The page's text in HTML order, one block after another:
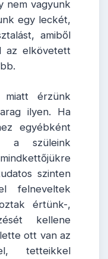
nem vagyunk
egy leckét,
amiből
az elkövetett
miatt érzünk
ilyen. Ha
egyébként
a szüleink
szinten
felneveltek
értünk-,
kellene
ott van az
tetteikkel